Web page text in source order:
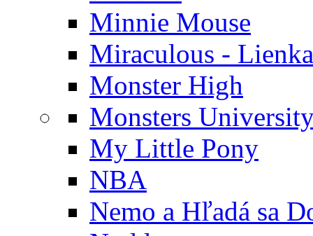
Minnie Mouse
Miraculous -
Monster High
Monsters
My Little Pony
NBA
Nemo a Hľadá sa